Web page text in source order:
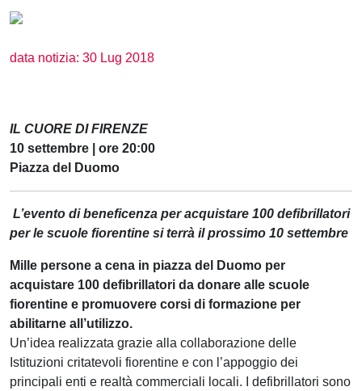
data notizia: 30 Lug 2018
IL CUORE DI FIRENZE
10 settembre | ore 20:00
Piazza del Duomo
L’evento di beneficenza per acquistare 100 defibrillatori
per le scuole fiorentine si terrà il prossimo 10 settembre
Mille persone a cena in piazza del Duomo per
acquistare 100 defibrillatori da donare alle scuole
fiorentine e promuovere corsi di formazione per
abilitarne all’utilizzo.
Un’idea realizzata grazie alla collaborazione delle
Istituzioni critatevoli fiorentine e con l’appoggio dei
principali enti e realtà commerciali locali. I defibrillatori sono